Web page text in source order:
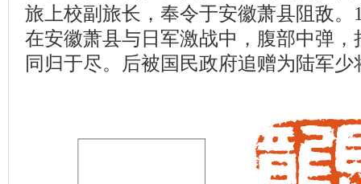
旅上校副旅长，奉令于安徽萧县阻敌。
在安徽萧县与日军激战中，腹部中弹
同归于尽。后被国民政府追赠为陆军少